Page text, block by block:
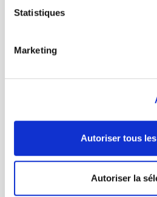
Statistiques
Marketing
Autoriser tous
Autoriser la
FOREIGN RIGHTS
CONDITIONS GÉNÉRALES
À paraître
4 sept. 2026